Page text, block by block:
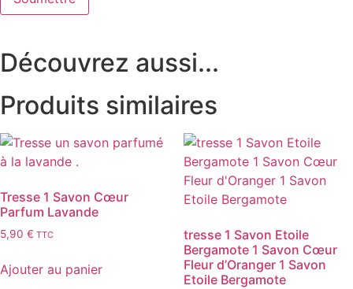
Découvrez aussi...
Produits similaires
Tresse 1 Savon Cœur
Parfum Lavande
5,90 € TTC
Ajouter au panier
tresse 1 Savon Etoile
Bergamote 1 Savon Cœur
Fleur d’Oranger 1 Savon
Etoile Bergamote